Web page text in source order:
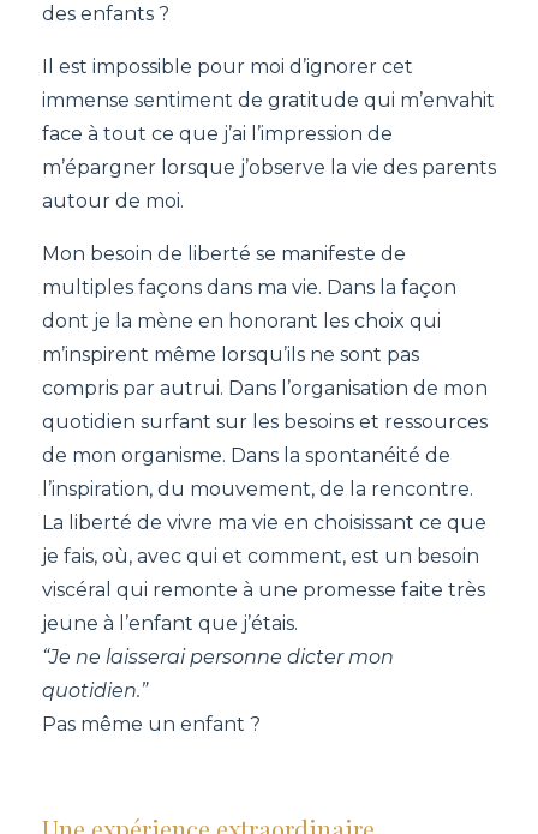
des enfants ?
Il est impossible pour moi d’ignorer cet
immense sentiment de gratitude qui m’envahit
face à tout ce que j’ai l’impression de
m’épargner lorsque j’observe la vie des parents
autour de moi.
Mon besoin de liberté se manifeste de
multiples façons dans ma vie. Dans la façon
dont je la mène en honorant les choix qui
m’inspirent même lorsqu’ils ne sont pas
compris par autrui. Dans l’organisation de mon
quotidien surfant sur les besoins et ressources
de mon organisme. Dans la spontanéité de
l’inspiration, du mouvement, de la rencontre.
La liberté de vivre ma vie en choisissant ce que
je fais, où, avec qui et comment, est un besoin
viscéral qui remonte à une promesse faite très
jeune à l’enfant que j’étais.
“Je ne laisserai personne dicter mon
quotidien.”
Pas même un enfant ?